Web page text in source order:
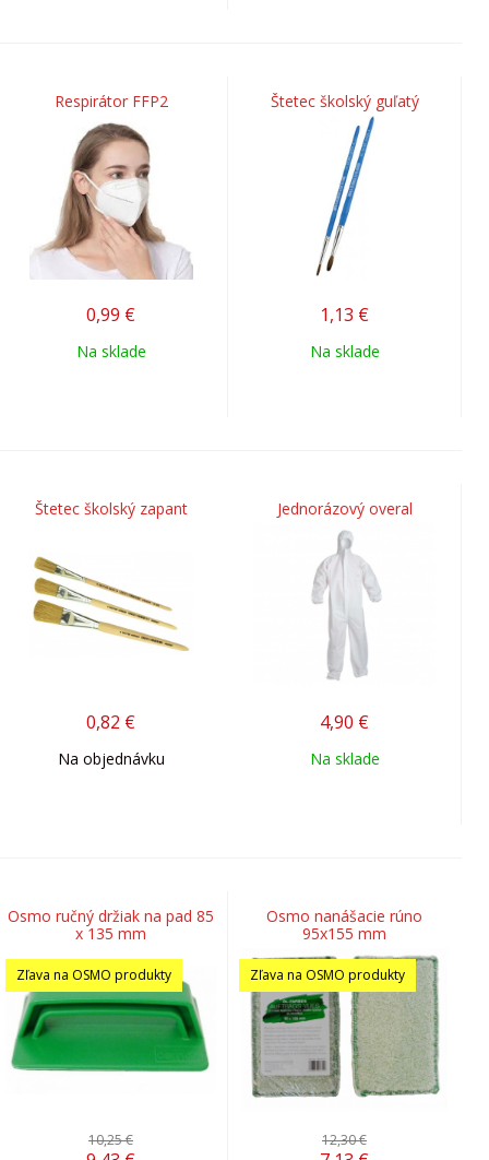
Respirátor FFP2
0,99 €
Na sklade
Štetec školský guľatý
1,13 €
Na sklade
Štetec školský zapant
0,82 €
Na objednávku
Jednorázový overal
4,90 €
Na sklade
Osmo ručný držiak na pad 85
x 135 mm
Zľava na OSMO produkty
10,25 €
Osmo nanášacie rúno
95x155 mm
Zľava na OSMO produkty
12,30 €